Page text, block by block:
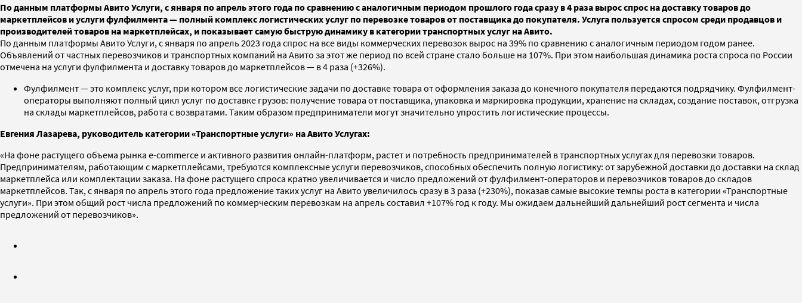
По данным платформы Авито Услуги, с января по апрель этого года по сравнению с аналогичным периодом прошлого года сразу в 4 раза вырос спрос на доставку товаров до
маркетплейсов и услуги фулфилмента — полный комплекс логистических услуг по перевозке товаров от поставщика до покупателя. Услуга пользуется спросом среди продавцов и
производителей товаров на маркетплейсах, и показывает самую быструю динамику в категории транспортных услуг на Авито.
По данным платформы Авито Услуги, с января по апрель 2023 года спрос на все виды коммерческих перевозок вырос на 39% по сравнению с аналогичным периодом годом ранее.
Объявлений от частных перевозчиков и транспортных компаний на Авито за этот же период по всей стране стало больше на 107%. При этом наибольшая динамика роста спроса по России
отмечена на услуги фулфилмента и доставку товаров до маркетплейсов — в 4 раза (+326%).
Фулфилмент — это комплекс услуг, при котором все логистические задачи по доставке товара от оформления заказа до конечного покупателя передаются подрядчику. Фулфилмент-
операторы выполняют полный цикл услуг по доставке грузов: получение товара от поставщика, упаковка и маркировка продукции, хранение на складах, создание поставок, отгрузка
на склады маркетплейсов, работа с возвратами. Таким образом предприниматели могут значительно упростить логистические процессы.
Евгения Лазарева, руководитель категории «Транспортные услуги» на Авито Услугах:
«На фоне растущего объема рынка e-commerce и активного развития онлайн-платформ, растет и потребность предпринимателей в транспортных услугах для перевозки товаров.
Предпринимателям, работающим с маркетплейсами, требуются комплексные услуги перевозчиков, способных обеспечить полную логистику: от зарубежной доставки до доставки на склад
маркетплейса или комплектации заказа. На фоне растущего спроса кратно увеличивается и число предложений от фулфилмент-операторов и перевозчиков товаров до складов
маркетплейсов. Так, с января по апрель этого года предложение таких услуг на Авито увеличилось сразу в 3 раза (+230%), показав самые высокие темпы роста в категории «Транспортные
услуги». При этом общий рост числа предложений по коммерческим перевозкам на апрель составил +107% год к году. Мы ожидаем дальнейший дальнейший рост сегмента и числа
предложений от перевозчиков».